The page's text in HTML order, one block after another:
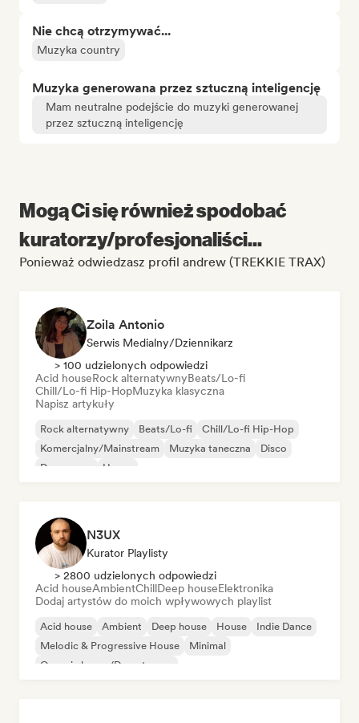
Nie chcą otrzymywać...
Muzyka country
Muzyka generowana przez sztuczną inteligencję
Mam neutralne podejście do muzyki generowanej
przez sztuczną inteligencję
Mogą Ci się również spodobać
kuratorzy/profesjonaliści...
Ponieważ odwiedzasz profil andrew (TREKKIE TRAX)
Zoila Antonio
Serwis Medialny/Dziennikarz
> 100 udzielonych odpowiedzi
Acid houseRock alternatywnyBeats/Lo-fi
Chill/Lo-fi Hip-HopMuzyka klasyczna
Napisz artykuły
Rock alternatywny Beats/Lo-fi
Chill/Lo-fi Hip-Hop
Komercjalny/Mainstream
Muzyka taneczna
Disco
Dream pop
House
N3UX
Kurator Playlisty
> 2800 udzielonych odpowiedzi
Acid houseAmbientChillDeep houseElektronika
Dodaj artystów do moich wpływowych playlist
Acid house Ambient Deep house House
Indie Dance
Melodic & Progressive House
Minimal
Organic house/Downtempo